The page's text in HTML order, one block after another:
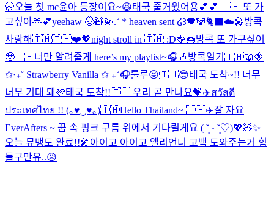
🤭오늘 첫 mc윤아 등장이요~😆태국 줄거웠어용💕💕 🇹🇭 또 가
고싶아🫶💕yeehaw 🤠🧸💫.˚ * heaven sent ໒꒱🖤🐼🐈‍⬛☁️🎤방콕
사랑해🇹🇭🇹🇭❤️💖night stroll in 🇹🇭 :D🍓🍩방콕 또 가구싶어
🥹🇹🇭너만 알려줄게 here’s my playlist~🎧🎶방콕일기🇹🇭📖🍓
✩‧₊˚ Strawberry Vanilla ✩ ₊˚🎧룰루😝🇹🇭😎태국 도착~!! 너무
너무 기대 돼🩷태국 도착!!🇹🇭 우리 곧 만나요💝✈️สวัสดี
ประเทศไทย !! (｡♥‿♥｡)🇹🇭Hello Thailand~ 🇹🇭✈️잘 자요
EverAfters ~ 꿈 속 핑크 구름 위에서 기다릴게요 ( ˘͈ ᵕ ˘͈♡)💖🧸✨
오늘 뮤뱅도 완료!!🎤아이고 아이고 엘리언니 고백 도와주는거 힘
들구만유..😥